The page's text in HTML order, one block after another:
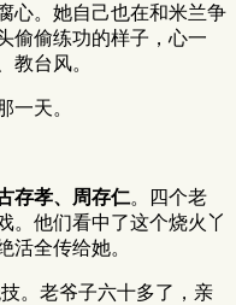
心。她自己也在和米兰争
偷偷练功的样子，心一
教台风。
一天。
存孝、周存仁。四个老
。他们看中了这个烧火丫
活全传给她。
。老爷子六十多了，亲